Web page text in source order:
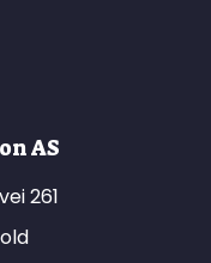
AS
261